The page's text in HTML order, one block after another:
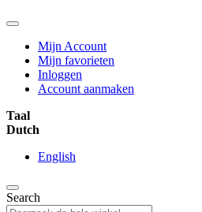
Mijn Account
Mijn favorieten
Inloggen
Account aanmaken
Taal
Dutch
English
Search